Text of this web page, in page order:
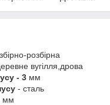
збірно-розбірна
вугілля,дрова
- 3 мм
- сталь
мм